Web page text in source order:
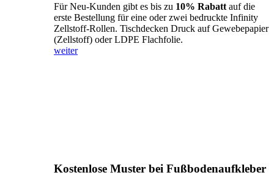
Für Neu-Kunden gibt es bis zu 10% Rabatt auf die
erste Bestellung für eine oder zwei bedruckte Infinity
Zellstoff-Rollen. Tischdecken Druck auf Gewebepapier
(Zellstoff) oder LDPE Flachfolie.
weiter
Kostenlose Muster bei Fußbodenaufkleber